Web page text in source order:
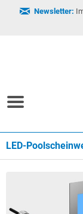
Newsletter:
LED-